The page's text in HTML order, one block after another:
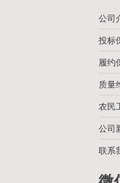
公司
投标
履约
质量
农民
公司
联系